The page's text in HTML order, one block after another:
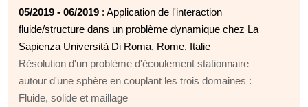
05/2019 - 06/2019 : Application de l'interaction
fluide/structure dans un problème dynamique chez La
Sapienza Università Di Roma, Rome, Italie
Résolution d'un problème d'écoulement stationnaire
autour d'une sphère en couplant les trois domaines :
Fluide, solide et maillage